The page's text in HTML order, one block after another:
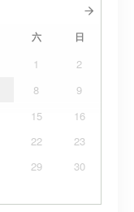
六 日
1
2
8
9
15
16
22
23
29
30